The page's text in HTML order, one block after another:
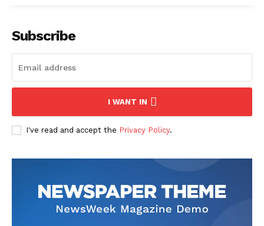
Subscribe
I WANT IN
I've read and accept the Privacy Policy.